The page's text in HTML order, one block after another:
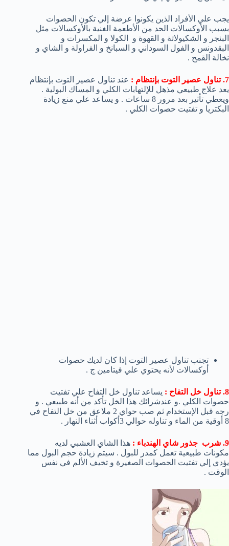
يجب علي الأفراد الذين يكونوا عرضة إلي تكون الحصوات
بسبب الأوكسالات الحد من الأطعمة الغنية بالأوكسالات مثل
البنجر و الشكيولاتة و القهوة و الكولا و المكسرات و
البقدونس و الفول السوداني و السبانخ و الفراولة و الشاي و
نخالة القمح .
7. تناول عصير التوت بإنتظام :
عند تناول عصير التوت بإنتظام
يعد علاج طبيعي مذهل للإلتهابات الكلي و المساك البولية .
ويعطي تأثير بعد مرور 8 ساعات . و يساعد علي منع زيادة
البكتريا و تفتيت حصوات الكلي .
تجنب تناول عصير التوت إذا كان لديك حصوات
أوكسالات لأنه يحتوي علي فيتامين ج .
8. تناول خل التفاح :
يساعد تناول خل التفاح علي تفتيت
حصوات الكلي .و عندشرائك هذا الخل تأكد من أنه طبيعي . و
رجه قبل الإستخدام ثم صب حواي 2 ملاعق من خل التفاح في
8 أوقية من الماء و تناوله حوالي 3أكواب أثناء النهار .
9. شرب جذور شاي الهندباء :
هذا الشاي العشبي لديه
مكونات طبيعية تعمل كمدر للبول . سيتم زيادة حجم البول مما
يؤدي إلي تفتيت الحصوات الصغيرة و تخيف الألم في نفس
الوقت .